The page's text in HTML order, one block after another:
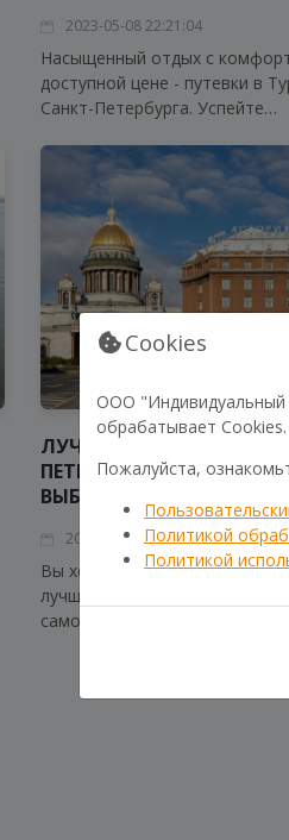
2023-05-08 22:21:04
Насыщенный отдых с
доступной цене - путевки в
Санкт-Петербурга. Успейте
удивительной кухней и
развлечений!
ЛУЧШИЕ ОТЕЛИ САНКТ-
ПЕТЕРБУРГА В ЦЕНТРЕ
ВЫБИРАЕМ ЛУЧШИЙ
2023-05-01 08:33:33
Вы хотите остановить свой
лучшем месте для проживания
самом центре Санкт-
Тогда у нас есть отличная
Cookies
ООО "Индивидуальный
обрабатывает Cookies.
Пожалуйста,
Политикой
Политикой